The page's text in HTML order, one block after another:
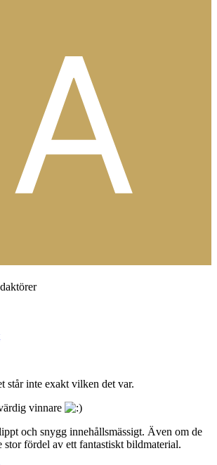
står inte exakt vilken det var.
vinnare
och snygg innehållsmässigt. Även om de
stor fördel av ett fantastiskt bildmaterial.